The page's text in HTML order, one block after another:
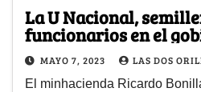
La U Nacional,
funcionarios en el
MAYO 7, 2023 LAS DOS
El minhacienda Ricardo